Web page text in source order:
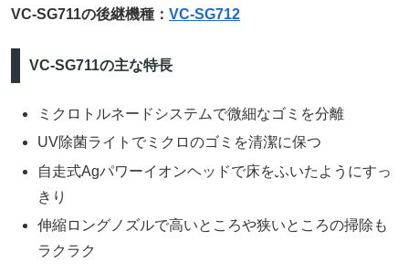
VC-SG711の後継機種： VC-SG712
VC-SG711の主な特長
ミクロトルネードシステムで微細なゴミを分離
UV除菌ライトでミクロのゴミを清潔に保つ
自走式Agパワーイオンヘッドで床をふいたようにすっ
きり
伸縮ロングノズルで高いところや狭いところの掃除も
ラクラク